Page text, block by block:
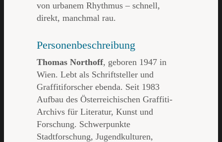
von urbanem Rhythmus – schnell,
direkt, manchmal rau.
Personenbeschreibung
Thomas Northoff, geboren 1947 in
Wien. Lebt als Schriftsteller und
Graffitiforscher ebenda. Seit 1983
Aufbau des Österreichischen Graffiti-
Archivs für Literatur, Kunst und
Forschung. Schwerpunkte
Stadtforschung, Jugendkulturen,